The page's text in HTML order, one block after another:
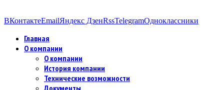
ВКонтактеEmailЯндекс ДзенRssTelegramОдноклассники
Главная
О компании
О компании
История компании
Технические возможности